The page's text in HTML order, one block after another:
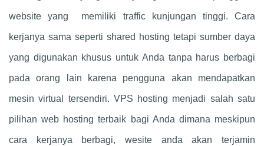
website yang memiliki traffic kunjungan tinggi. Cara
kerjanya sama seperti shared hosting tetapi sumber daya
yang digunakan khusus untuk Anda tanpa harus berbagi
pada orang lain karena pengguna akan mendapatkan
mesin virtual tersendiri. VPS hosting menjadi salah satu
pilihan web hosting terbaik bagi Anda dimana meskipun
cara kerjanya berbagi, wesite anda akan terjamin